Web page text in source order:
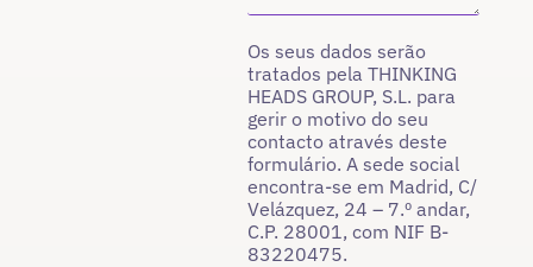
Os seus dados serão
tratados pela THINKING
HEADS GROUP, S.L. para
gerir o motivo do seu
contacto através deste
formulário. A sede social
encontra-se em Madrid, C/
Velázquez, 24 – 7.º andar,
C.P. 28001, com NIF B-
83220475.